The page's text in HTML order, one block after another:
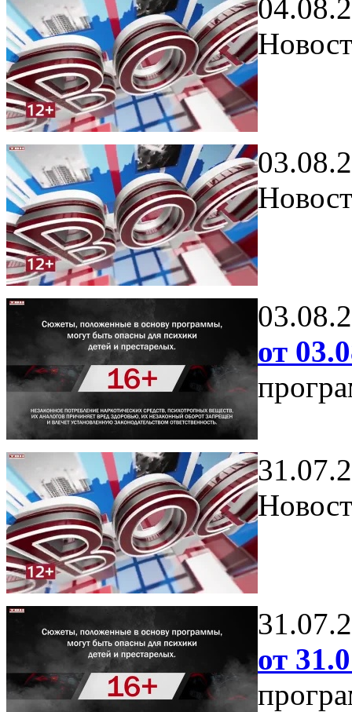
от
от